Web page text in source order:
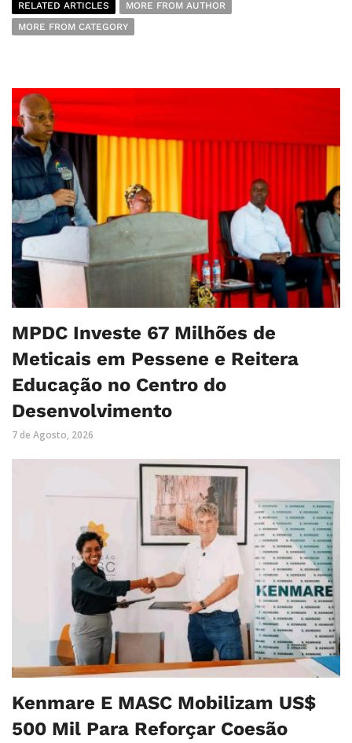
RELATED ARTICLES
MORE FROM AUTHOR
MORE FROM CATEGORY
MPDC Investe 67 Milhões de
Meticais em Pessene e Reitera
Educação no Centro do
Desenvolvimento
7 de Agosto, 2026
Kenmare E MASC Mobilizam US$
500 Mil Para Reforçar Coesão